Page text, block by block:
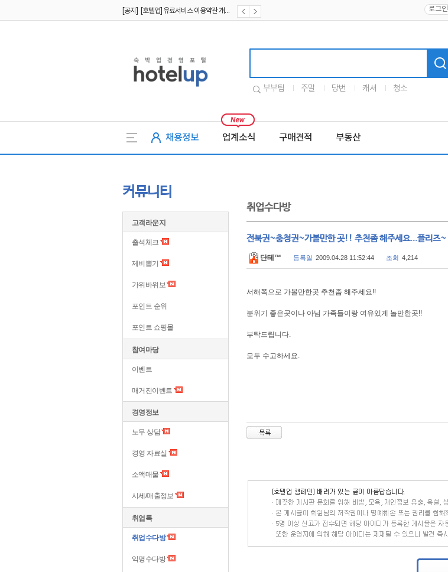
[공지] [호텔업] 유료서비스 이용약관 개정본2 (19.09.02) 로그인
부부팀 주말 당번 캐셔 청소
채용정보 업계소식 구매견적 부동산
커뮤니티
고객라운지
출석체크
제비뽑기
가위바위보
포인트 순위
포인트 쇼핑몰
참여마당
이벤트
매거진이벤트
경영정보
노무 상담
경영 자료실
소액매물
시세/매출정보
취업톡
취업수다방
익명수다방
취업수다방
전북권~충청권~가볼만한 곳!! 추천좀 해주세요...플리즈~
단테™ 등록일 2009.04.28 11:52:44 조회 4,214
서해쪽으로 가볼만한곳 추천좀 해주세요!!
분위기 좋은곳이나 아님 가족들이랑 여유있게 놀만한곳!!
부탁드립니다.
모두 수고하세요.